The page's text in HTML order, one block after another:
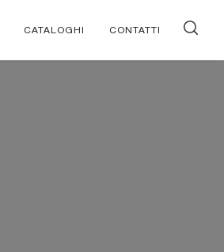
CATALOGHI CONTATTI